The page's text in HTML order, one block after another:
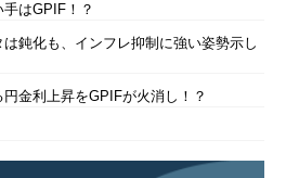
はGPIF！？
鈍化も、インフレ抑制に強い姿勢示し
金利上昇をGPIFが火消し！？